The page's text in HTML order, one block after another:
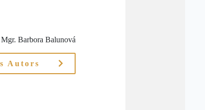
Mgr. Barbora Balunová
Autors